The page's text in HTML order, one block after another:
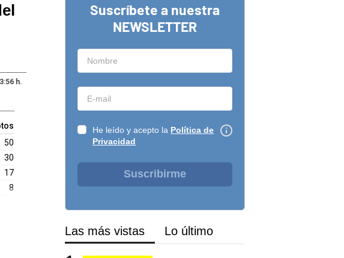
h.
50
30
17
8
Suscríbete a nuestra
NEWSLETTER
He leído y acepto la Política de
Privacidad
Suscribirme
Las más vistas Lo último